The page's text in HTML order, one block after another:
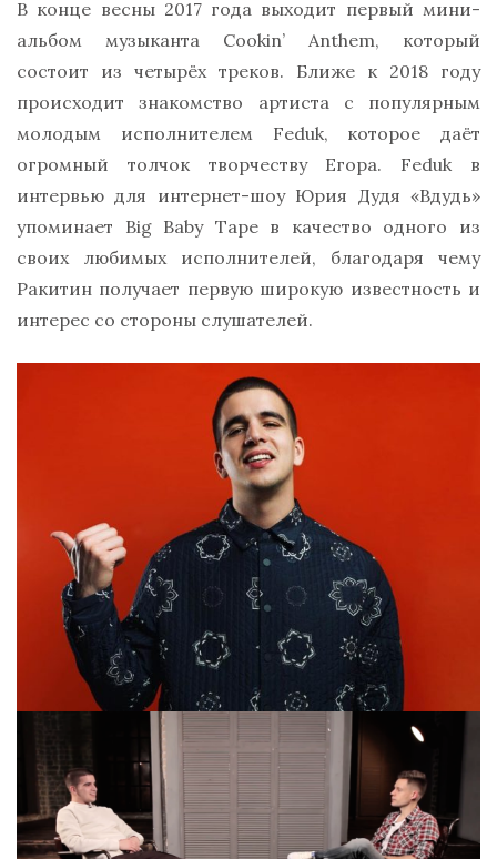
В конце весны 2017 года выходит первый мини-
альбом музыканта Cookin’ Anthem, который
состоит из четырёх треков. Ближе к 2018 году
происходит знакомство артиста с популярным
молодым исполнителем Feduk, которое даёт
огромный толчок творчеству Егора. Feduk в
интервью для интернет-шоу Юрия Дудя «Вдудь»
упоминает Big Baby Tape в качество одного из
своих любимых исполнителей, благодаря чему
Ракитин получает первую широкую известность и
интерес со стороны слушателей.